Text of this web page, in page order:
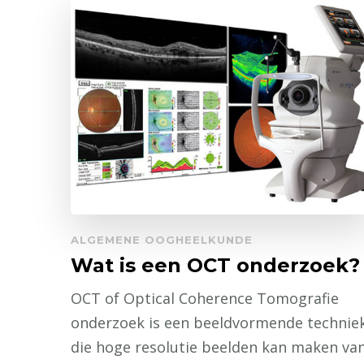
ALGEMENE OOGHEELKUNDE
Wat is een OCT onderzoek?
OCT of Optical Coherence Tomografie
onderzoek is een beeldvormende
die hoge resolutie beelden kan maken